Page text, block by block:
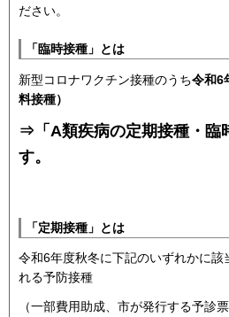
ださい。
「臨時接種」とは
新型コロナワクチン接種のうち令和6
料接種）
⇒「A類疾病の定期接種・臨
す。
「定期接種」とは
令和6年度秋冬に下記のいずれかに該
れる予防接種
（一部費用助成、市が発行する予診